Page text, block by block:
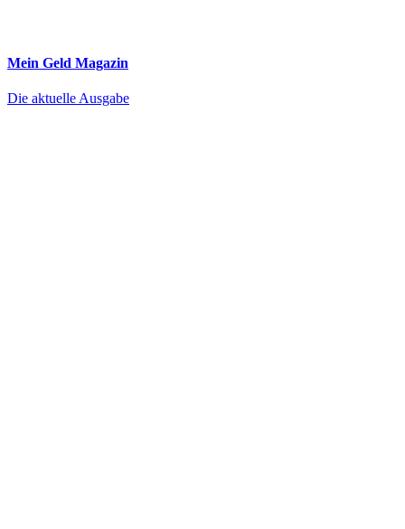
Mein Geld Magazin
Die aktuelle Ausgabe